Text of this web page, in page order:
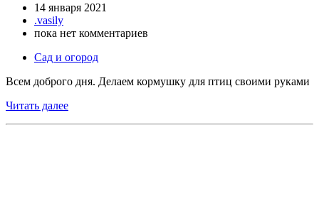
14 января 2021
.vasily
пока нет комментариев
Сад и огород
Всем доброго дня. Делаем кормушку для птиц своими руками
Читать далее